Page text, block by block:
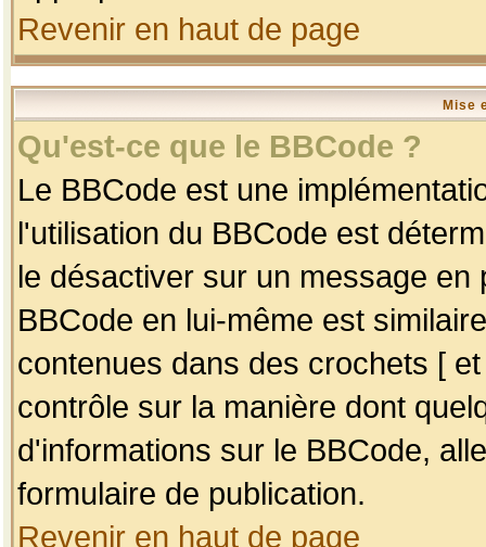
Revenir en haut de page
Mise
Qu'est-ce que le BBCode ?
Le BBCode est une
l'utilisation du BBCode est
le désactiver sur un message
BBCode en lui-même est
contenues dans des crochets [
contrôle sur la manière dont
d'informations sur le BBCode,
formulaire de publication.
Revenir en haut de page